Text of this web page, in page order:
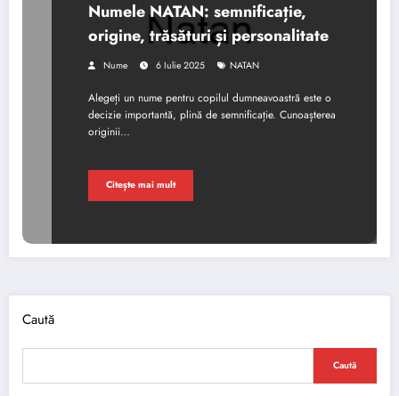
Numele NATAN: semnificație,
origine, trăsături și personalitate
Nume 6 Iulie 2025 NATAN
Alegeți un nume pentru copilul dumneavoastră este o
decizie importantă, plină de semnificație. Cunoașterea
originii…
Citește mai mult
Caută
Caută